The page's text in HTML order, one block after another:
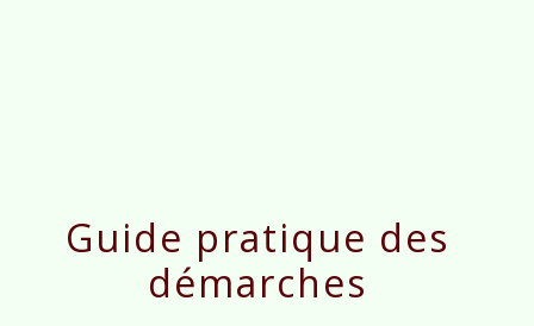
Guide pratique des
démarches